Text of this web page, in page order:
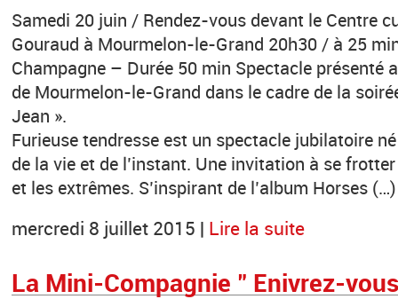
Samedi 20 juin / Rendez-vous devant le Centre
Gouraud à Mourmelon-le-Grand 20h30 / à 25
Champagne – Durée 50 min Spectacle présenté
de Mourmelon-le-Grand dans le cadre de la
Jean ».
Furieuse tendresse est un spectacle jubilatoire
de la vie et de l’instant. Une invitation à se
et les extrêmes. S’inspirant de l’album Horses (…)
mercredi 8 juillet 2015 | Lire la suite
La Mini-Compagnie " Enivrez-